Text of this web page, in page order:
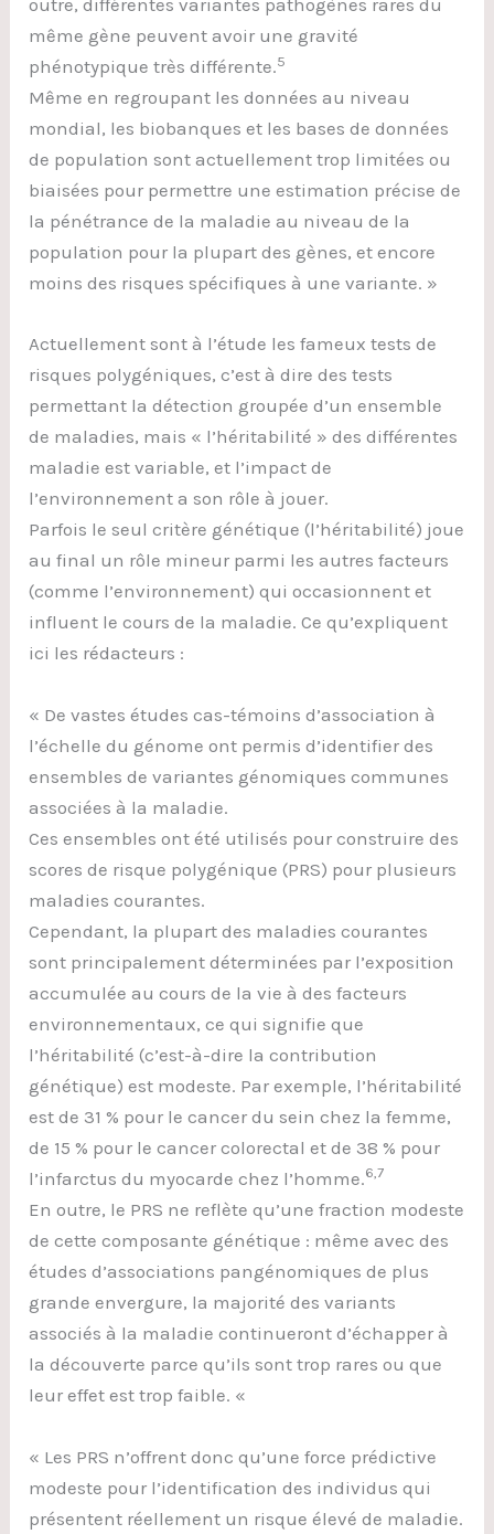
outre, différentes variantes pathogènes rares du
même gène peuvent avoir une gravité
phénotypique très différente.5
Même en regroupant les données au niveau
mondial, les biobanques et les bases de données
de population sont actuellement trop limitées ou
biaisées pour permettre une estimation précise de
la pénétrance de la maladie au niveau de la
population pour la plupart des gènes, et encore
moins des risques spécifiques à une variante. »
Actuellement sont à l’étude les fameux tests de
risques polygéniques, c’est à dire des tests
permettant la détection groupée d’un ensemble
de maladies, mais « l’héritabilité » des différentes
maladie est variable, et l’impact de
l’environnement a son rôle à jouer.
Parfois le seul critère génétique (l’héritabilité) joue
au final un rôle mineur parmi les autres facteurs
(comme l’environnement) qui occasionnent et
influent le cours de la maladie. Ce qu’expliquent
ici les rédacteurs :
« De vastes études cas-témoins d’association à
l’échelle du génome ont permis d’identifier des
ensembles de variantes génomiques communes
associées à la maladie.
Ces ensembles ont été utilisés pour construire des
scores de risque polygénique (PRS) pour plusieurs
maladies courantes.
Cependant, la plupart des maladies courantes
sont principalement déterminées par l’exposition
accumulée au cours de la vie à des facteurs
environnementaux, ce qui signifie que
l’héritabilité (c’est-à-dire la contribution
génétique) est modeste. Par exemple, l’héritabilité
est de 31 % pour le cancer du sein chez la femme,
de 15 % pour le cancer colorectal et de 38 % pour
l’infarctus du myocarde chez l’homme.6,7
En outre, le PRS ne reflète qu’une fraction modeste
de cette composante génétique : même avec des
études d’associations pangénomiques de plus
grande envergure, la majorité des variants
associés à la maladie continueront d’échapper à
la découverte parce qu’ils sont trop rares ou que
leur effet est trop faible. «
« Les PRS n’offrent donc qu’une force prédictive
modeste pour l’identification des individus qui
présentent réellement un risque élevé de maladie.